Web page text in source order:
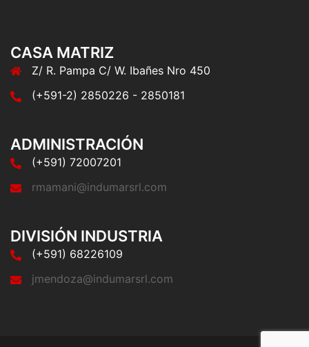
CASA MATRIZ
Z/ R. Pampa C/ W. Ibañes Nro 450
(+591-2) 2850226 - 2850181
ADMINISTRACIÓN
(+591) 72007201
rmamani@indumarsrl.com
DIVISIÓN INDUSTRIA
(+591) 68226109
jmendoza@indumarsrl.com